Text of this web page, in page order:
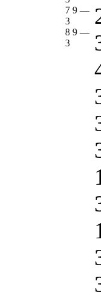
7 9 —
3
8 9 —
3